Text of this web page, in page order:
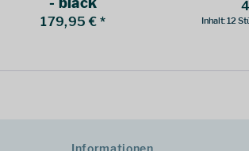
179,95 € * Inhalt:12